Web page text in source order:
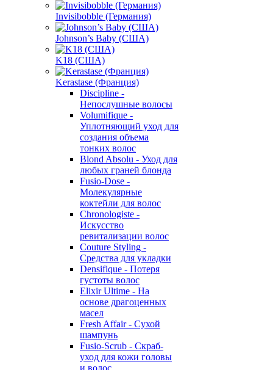
Invisibobble (Германия)
Johnson’s Baby (США)
K18 (США)
Kerastase (Франция)
Discipline -
Непослушные волосы
Volumifique -
Уплотняющий уход для
создания объема
тонких волос
Blond Absolu - Уход для
любых граней блонда
Fusio-Dose -
Молекулярные
коктейли для волос
Chronologiste -
Искусство
ревитализации волос
Couture Styling -
Средства для укладки
Densifique - Потеря
густоты волос
Elixir Ultime - На
основе драгоценных
масел
Fresh Affair - Сухой
шампунь
Fusio-Scrub - Скраб-
уход для кожи головы
и волос